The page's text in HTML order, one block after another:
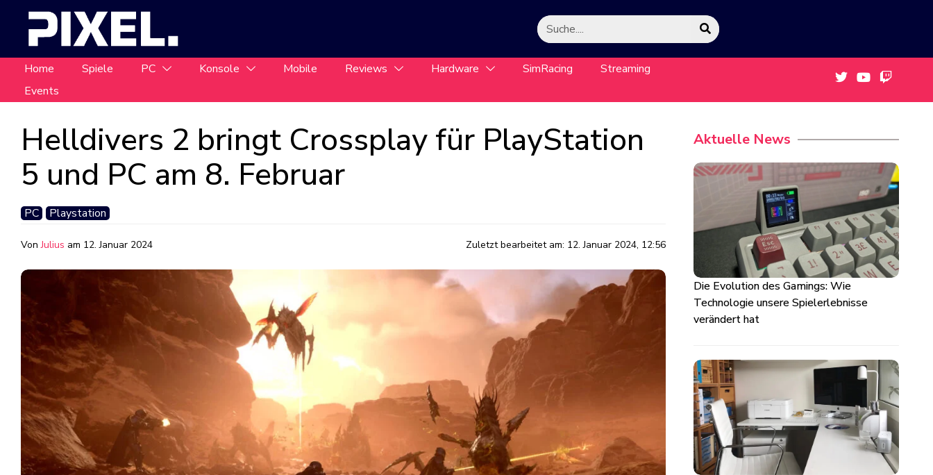
Home Spiele PC Konsole Mobile Reviews Hardware SimRacing
Streaming
Events
Helldivers 2 bringt Crossplay für PlayStation
5 und PC am 8. Februar
PC Playstation
VonJulius am 12. Januar 2024 Zuletzt bearbeitet am: 12. Januar 2024, 12:56
Aktuelle News
Die Evolution des Gamings: Wie
Technologie unsere Spielerlebnisse
verändert hat